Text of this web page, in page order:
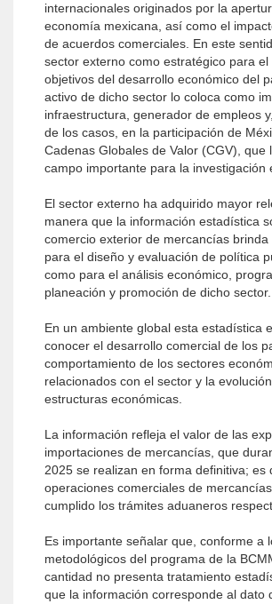
internacionales originados por la
economía mexicana, así como el
de acuerdos comerciales. En este
sector externo como estratégico para
objetivos del desarrollo económico del
activo de dicho sector lo coloca como
infraestructura, generador de empleos
de los casos, en la participación de
Cadenas Globales de Valor (CGV), que
campo importante para la investigación
El sector externo ha adquirido mayor
manera que la información estadística
comercio exterior de mercancías brinda
para el diseño y evaluación de política
como para el análisis económico,
planeación y promoción de dicho sector.
En un ambiente global esta estadística
conocer el desarrollo comercial de los
comportamiento de los sectores
relacionados con el sector y la
estructuras económicas.
La información refleja el valor de las
importaciones de mercancías, que
2025 se realizan en forma definitiva; es
operaciones comerciales de
cumplido los trámites aduaneros
Es importante señalar que, conforme a
metodológicos del programa de la
cantidad no presenta tratamiento
que la información corresponde al dato